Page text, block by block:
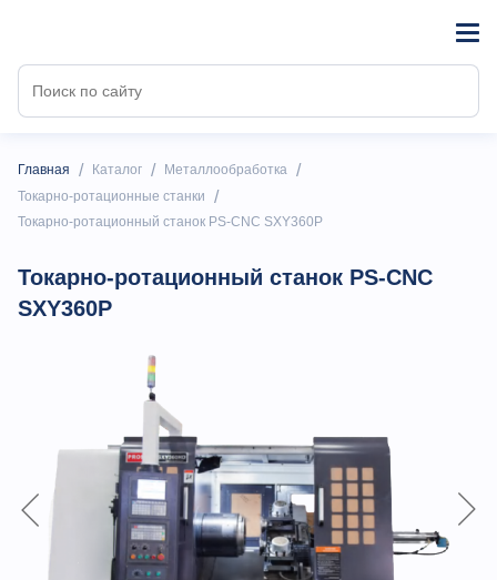
Главная / Каталог / Металлообработка /
Токарно-ротационные станки /
Токарно-ротационный станок PS-CNC SXY360P
Токарно-ротационный станок PS-CNC
SXY360P